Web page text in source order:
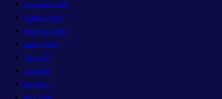
November 2020
October 2020
September 2020
August 2020
July 2020
June 2020
May 2020